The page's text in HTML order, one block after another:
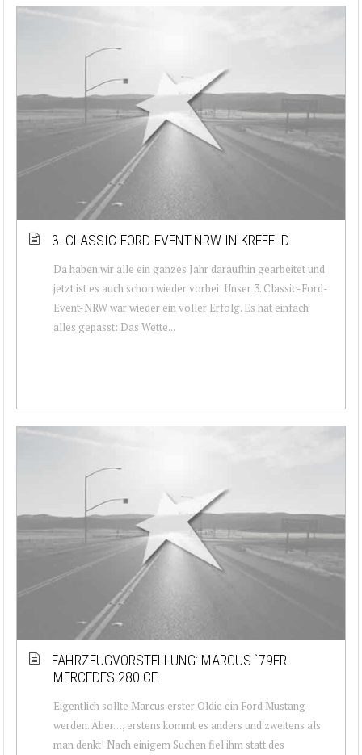
3. CLASSIC-FORD-EVENT-NRW IN KREFELD
Da haben wir alle ein ganzes Jahr daraufhin gearbeitet und
jetzt ist es auch schon wieder vorbei: Unser 3. Classic-Ford-
Event-NRW war wieder ein voller Erfolg. Es hat einfach
alles gepasst: Das Wette...
FAHRZEUGVORSTELLUNG: MARCUS `79ER
MERCEDES 280 CE
Eigentlich sollte Marcus erster Oldie ein Ford Mustang
werden. Aber…, erstens kommt es anders und zweitens als
man denkt! Nach einigem Suchen fiel ihm statt des